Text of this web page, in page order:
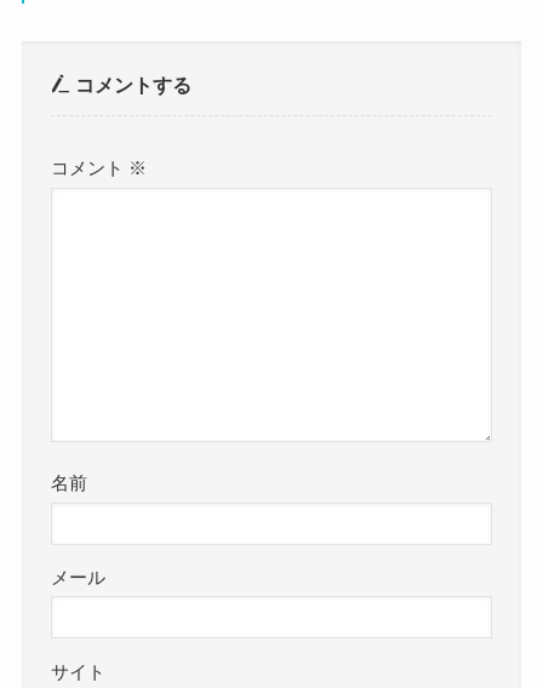
コメントする
コメント ※
名前
メール
サイト